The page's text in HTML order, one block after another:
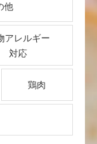
他
アレルギー
対応
鶏肉